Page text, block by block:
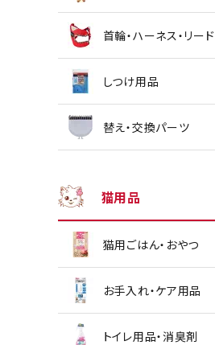
首輪・ハーネス・リード
しつけ用品
替え・交換パーツ
猫用品
猫用ごはん・おやつ
お手入れ・ケア用品
トイレ用品・消臭剤